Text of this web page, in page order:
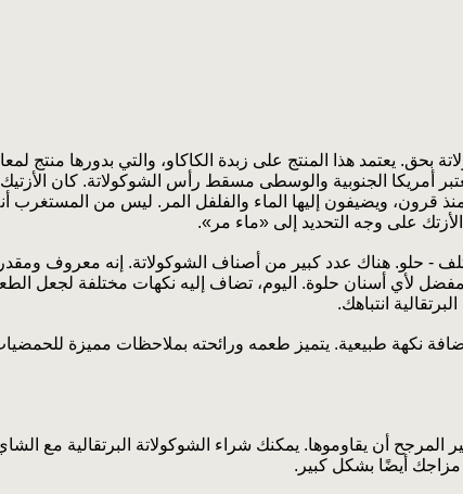
بحق. يعتمد هذا المنتج على زبدة الكاكاو، والتي بدورها منتج
تعتبر أمريكا الجنوبية والوسطى مسقط رأس الشوكولاتة. كان
قرون، ويضيفون إليها الماء والفلفل المر. ليس من المستغرب
على وجه التحديد إلى «ماء مر».
- حلو. هناك عدد كبير من أصناف الشوكولاتة. إنه معروف
لأي أسنان حلوة. اليوم، تضاف إليه نكهات مختلفة لجعل الطعم
انتباهك.
نكهة طبيعية. يتميز طعمه ورائحته بملاحظات مميزة
أن يقاوموها. يمكنك شراء الشوكولاتة البرتقالية مع
أيضًا بشكل كبير.